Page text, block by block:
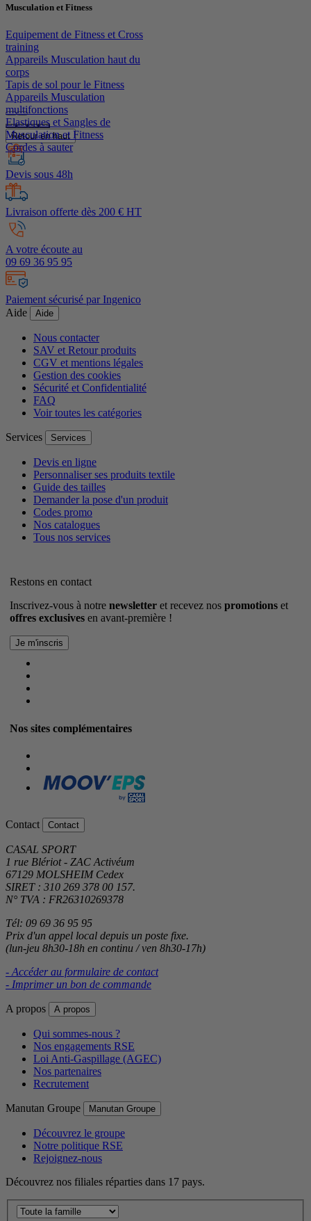
Musculation et Fitness
Equipement de Fitness et Cross
training
Appareils Musculation haut du
corps
Tapis de sol pour le Fitness
Appareils Musculation
multifonctions
Elastiques et Sangles de
Musculation et Fitness
Cordes à sauter
Retour en haut
Devis sous 48h
Livraison offerte dès 200 € HT
A votre écoute au
09 69 36 95 95
Paiement sécurisé par Ingenico
Aide
Aide
Nous contacter
SAV et Retour produits
CGV et mentions légales
Gestion des cookies
Sécurité et Confidentialité
FAQ
Voir toutes les catégories
Services Services
Devis en ligne
Personnaliser ses produits textile
Guide des tailles
Demander la pose d'un produit
Codes promo
Nos catalogues
Tous nos services
Restons en contact
Inscrivez-vous à notre newsletter et recevez nos promotions et
offres exclusives en avant-première !
Nos sites complémentaires
Contact Contact
CASAL SPORT
1 rue Blériot - ZAC Activéum
67129 MOLSHEIM Cedex
SIRET : 310 269 378 00 157.
N° TVA : FR26310269378
Tél: 09 69 36 95 95
Prix d'un appel local depuis un poste fixe.
(lun-jeu 8h30-18h en continu / ven 8h30-17h)
- Accéder au formulaire de contact
- Imprimer un bon de commande
A propos A propos
Qui sommes-nous ?
Nos engagements RSE
Loi Anti-Gaspillage (AGEC)
Nos partenaires
Recrutement
Manutan Groupe Manutan Groupe
Découvrez le groupe
Notre politique RSE
Rejoignez-nous
Découvrez nos filiales réparties dans 17 pays.